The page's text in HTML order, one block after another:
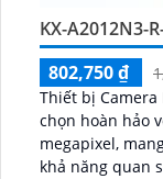
KX-A2012N3-
802,750 ₫
Thiết bị Camera
chọn hoàn hảo
megapixel,
khả năng quan